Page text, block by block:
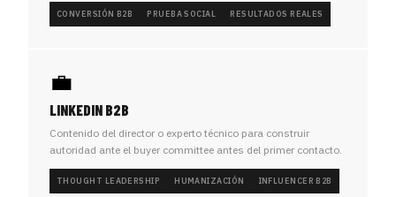
CONVERSIÓN B2B PRUEBA SOCIAL RESULTADOS REALES
💼
LINKEDIN B2B
Contenido del director o experto técnico para construir
autoridad ante el buyer committee antes del primer contacto.
THOUGHT LEADERSHIP HUMANIZACIÓN INFLUENCER B2B